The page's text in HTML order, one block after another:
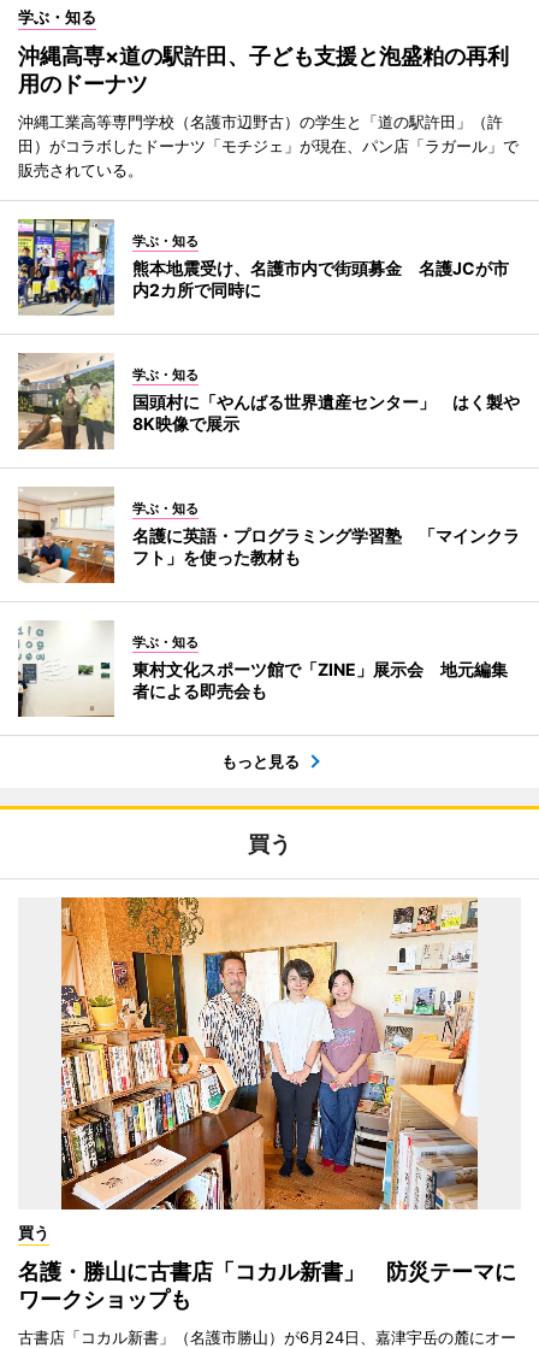
学ぶ・知る
沖縄高専×道の駅許田、子ども支援と泡盛粕の再利
用のドーナツ
沖縄工業高等専門学校（名護市辺野古）の学生と「道の駅許田」（許
田）がコラボしたドーナツ「モチジェ」が現在、パン店「ラガール」で
販売されている。
学ぶ・知る
熊本地震受け、名護市内で街頭募金 名護JCが市
内2カ所で同時に
学ぶ・知る
国頭村に「やんばる世界遺産センター」 はく製や
8K映像で展示
学ぶ・知る
名護に英語・プログラミング学習塾 「マインクラ
フト」を使った教材も
学ぶ・知る
東村文化スポーツ館で「ZINE」展示会 地元編集
者による即売会も
もっと見る
買う
買う
名護・勝山に古書店「コカル新書」 防災テーマに
ワークショップも
古書店「コカル新書」（名護市勝山）が6月24日、嘉津宇岳の麓にオー